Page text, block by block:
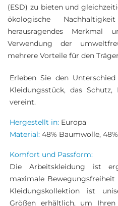
(ESD) zu bieten und
ökologische
herausragendes Merkmal
Verwendung der
mehrere Vorteile für den
Erleben Sie den
Kleidungsstück, das
vereint.
Hergestellt in: Europa
Material: 48% Baumwolle,
Komfort und Passform:
Die Arbeitskleidung ist
maximale
Kleidungskollektion ist
Größen erhältlich, um Ihren